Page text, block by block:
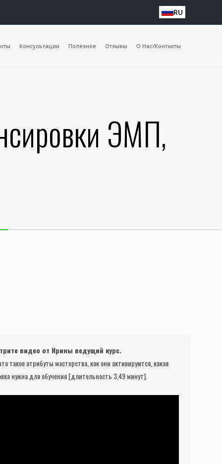
RU
Консультации Полезное Отзывы О Нас/Контакты
ЭМП,
видео от Ирины ведущий курс.
такое атрибуты мастерства, как они активируются, какая
нужна для обучения [длительность 3,49 минут].